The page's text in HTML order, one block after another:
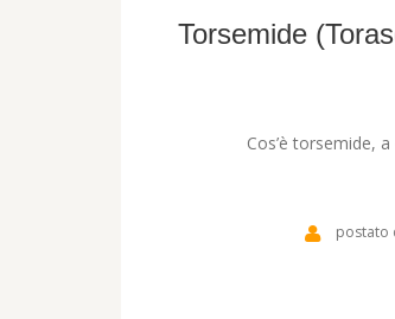
Torsemide
Cos’è torsemide,
postato